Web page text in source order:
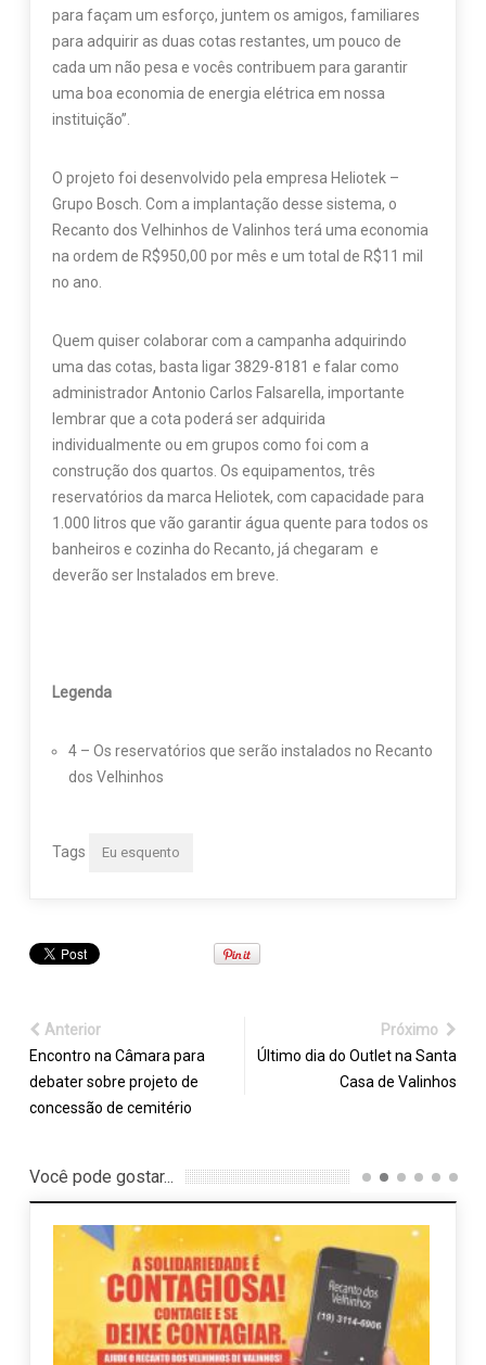
para façam um esforço, juntem os amigos, familiares
para adquirir as duas cotas restantes, um pouco de
cada um não pesa e vocês contribuem para garantir
uma boa economia de energia elétrica em nossa
instituição”.
O projeto foi desenvolvido pela empresa Heliotek –
Grupo Bosch. Com a implantação desse sistema, o
Recanto dos Velhinhos de Valinhos terá uma economia
na ordem de R$950,00 por mês e um total de R$11 mil
no ano.
Quem quiser colaborar com a campanha adquirindo
uma das cotas, basta ligar 3829-8181 e falar como
administrador Antonio Carlos Falsarella, importante
lembrar que a cota poderá ser adquirida
individualmente ou em grupos como foi com a
construção dos quartos. Os equipamentos, três
reservatórios da marca Heliotek, com capacidade para
1.000 litros que vão garantir água quente para todos os
banheiros e cozinha do Recanto, já chegaram e
deverão ser Instalados em breve.
Legenda
4 – Os reservatórios que serão instalados no Recanto
dos Velhinhos
Tags Eu esquento
Anterior
Encontro na Câmara para
debater sobre projeto de
concessão de cemitério
Próximo
Último dia do Outlet na Santa
Casa de Valinhos
Você pode gostar...